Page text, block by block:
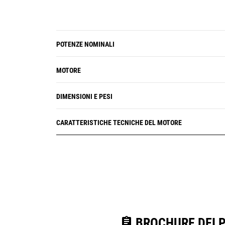
POTENZE NOMINALI
MOTORE
DIMENSIONI E PESI
CARATTERISTICHE TECNICHE DEL MOTORE
assignment